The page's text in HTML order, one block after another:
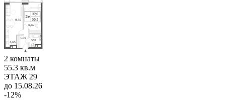
2 комнаты
55.3 кв.м
ЭТАЖ 29
до 15.08.26
-12%